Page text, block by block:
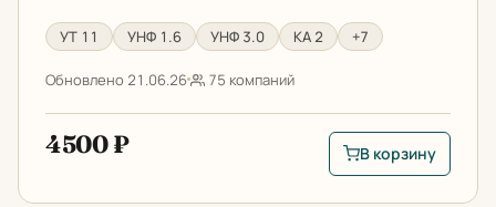
УТ 11 УНФ 1.6 УНФ 3.0 КА 2 +7
Обновлено 21.06.26 75 компаний
4500 ₽
В корзину: Прайс-
В корзину